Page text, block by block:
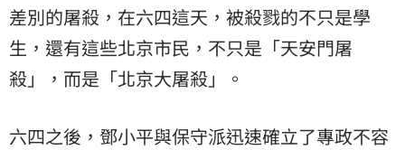
差別的屠殺，在六四這天，被殺戮的不只是學
生，還有這些北京市民，不只是「天安門屠
殺」，而是「北京大屠殺」。
六四之後，鄧小平與保守派迅速確立了專政不容